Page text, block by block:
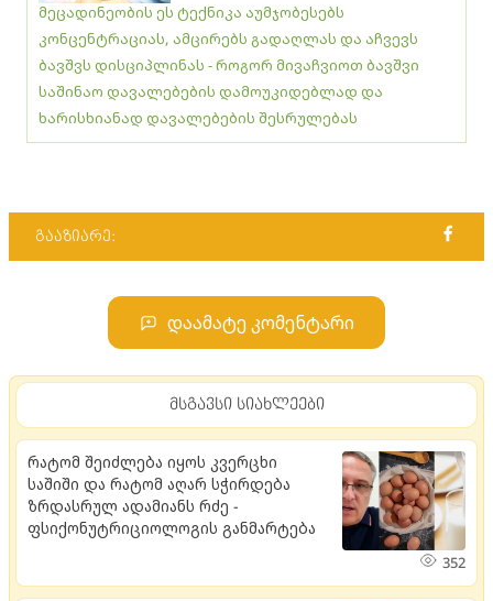
მეცადინეობის ეს ტექნიკა აუმჯობესებს
კონცენტრაციას, ამცირებს გადაღლას და აჩვევს
ბავშვს დისციპლინას - როგორ მივაჩვიოთ ბავშვი
საშინაო დავალებების დამოუკიდებლად და
ხარისხიანად დავალებების შესრულებას
გააზიარე:
დაამატე კომენტარი
მსგავსი სიახლეები
რატომ შეიძლება იყოს კვერცხი
საშიში და რატომ აღარ სჭირდება
ზრდასრულ ადამიანს რძე -
ფსიქონუტრიციოლოგის განმარტება
352